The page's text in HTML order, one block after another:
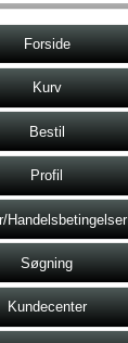
Forside
Kurv
Bestil
Profil
Handelsbetingelser
Søgning
Kundecenter